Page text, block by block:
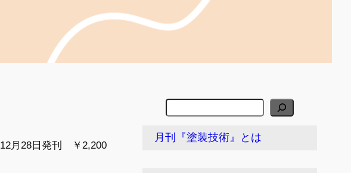
12月28日発刊 ￥2,200
月刊『塗装技術』とは